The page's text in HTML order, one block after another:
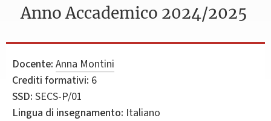
Anno Accademico 2024/2025
Docente: Anna Montini
Crediti formativi: 6
SSD: SECS-P/01
Lingua di insegnamento: Italiano